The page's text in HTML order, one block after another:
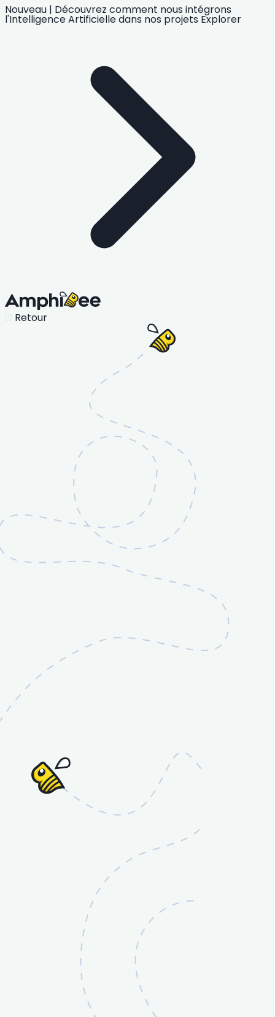
Nouveau | Découvrez comment nous intégrons
l'Intelligence Artificielledans nos projets Explorer
Retour